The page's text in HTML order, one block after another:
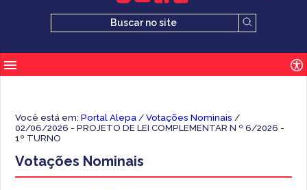
Você está em:Portal Alepa /Votações Nominais /
02/06/2026 - PROJETO DE LEI COMPLEMENTAR N º 6/2026 -
1º TURNO
Votações Nominais